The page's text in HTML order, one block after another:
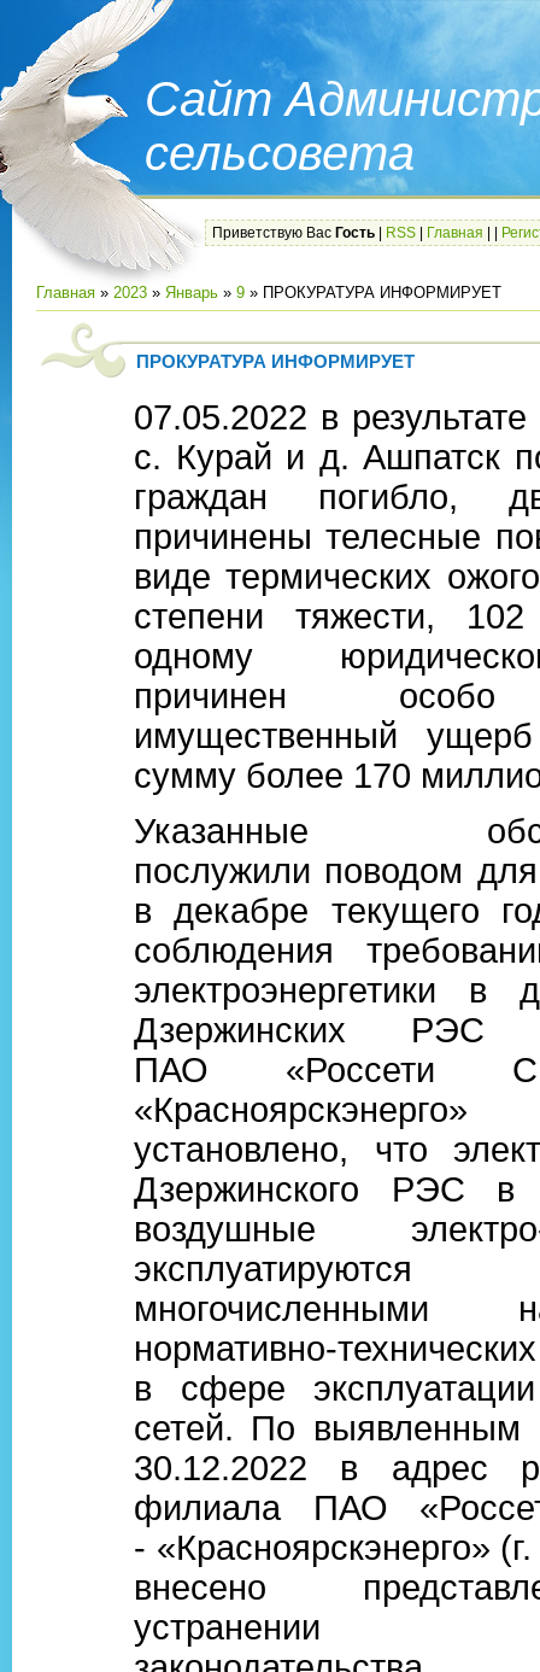
Сайт
сельсовета
Приветствую Вас Гость RSS Главная
Главная » 2023 » Январь » 9 » ПРОКУРАТУРА ИНФОРМИРУЕТ
ПРОКУРАТУРА ИНФОРМИРУЕТ
07.05.2022 в
с. Курай и д. Ашпатск
граждан погибло,
причинены телесные
виде термических
степени тяжести,
одному
причинен особо
имущественный
сумму более 170
Указанные
послужили поводом
в декабре текущего
соблюдения
электроэнергетики в
Дзержинских
ПАО «Россети
установлено, что
Дзержинского РЭС в
воздушные
многочисленными
нормативно-
в сфере
сетей. По выявленным
30.12.2022 в адрес
филиала ПАО
- «Красноярскэнерго»
внесено
устранении